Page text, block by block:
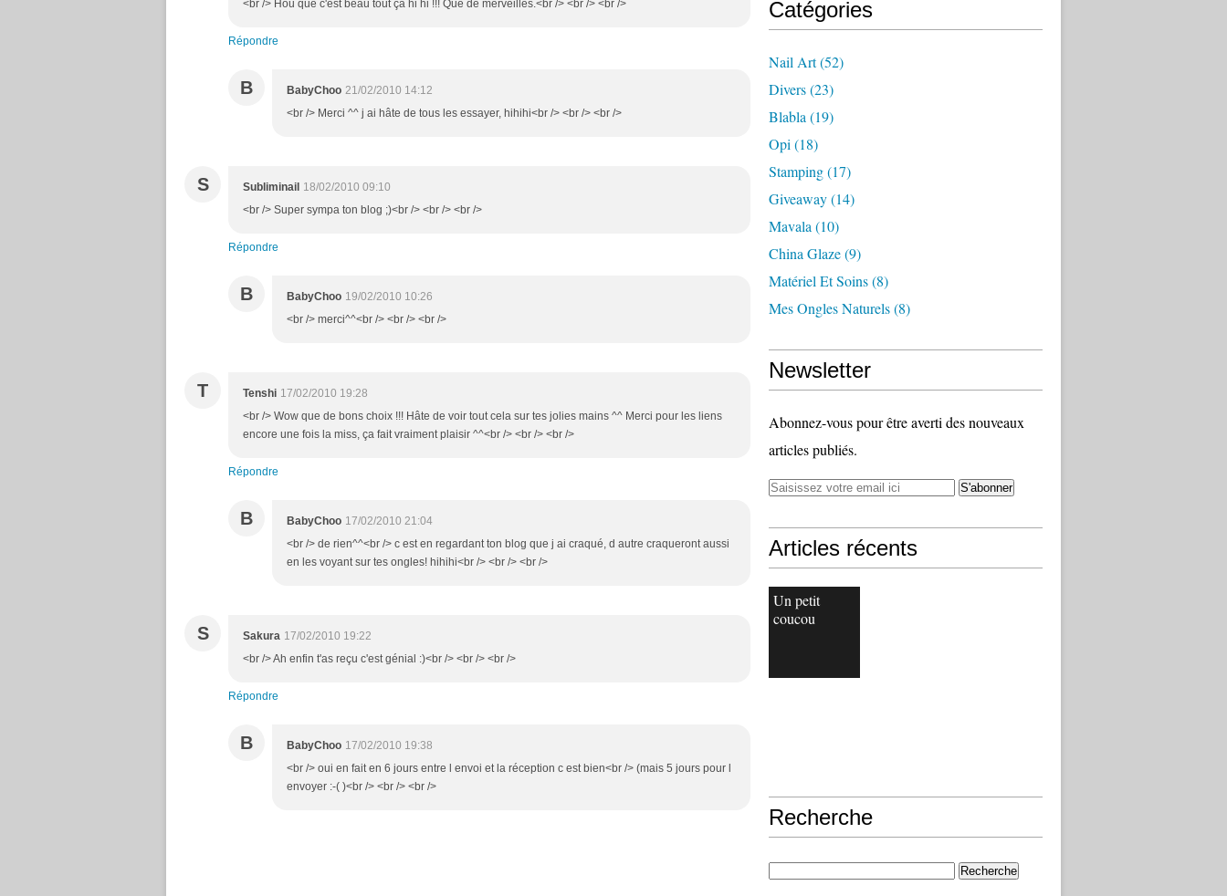
<br /> Hou que c'est beau tout ça hi hi !!! Que de merveilles.<br /> <br /> <br />
Répondre
B BabyChoo 21/02/2010 14:12
<br /> Merci ^^ j ai hâte de tous les essayer, hihihi<br /> <br /> <br />
S Subliminail 18/02/2010 09:10
<br /> Super sympa ton blog ;)<br /> <br /> <br />
Répondre
B BabyChoo 19/02/2010 10:26
<br /> merci^^<br /> <br /> <br />
T Tenshi 17/02/2010 19:28
<br /> Wow que de bons choix !!! Hâte de voir tout cela sur tes jolies mains ^^ Merci pour les liens
encore une fois la miss, ça fait vraiment plaisir ^^<br /> <br /> <br />
Répondre
B BabyChoo 17/02/2010 21:04
<br /> de rien^^<br /> c est en regardant ton blog que j ai craqué, d autre craqueront aussi
en les voyant sur tes ongles! hihihi<br /> <br /> <br />
S Sakura 17/02/2010 19:22
<br /> Ah enfin t'as reçu c'est génial :)<br /> <br /> <br />
Répondre
B BabyChoo 17/02/2010 19:38
<br /> oui en fait en 6 jours entre l envoi et la réception c est bien<br /> (mais 5 jours pour l
envoyer :-( )<br /> <br /> <br />
Catégories
Nail Art(52)
Divers(23)
Blabla (19)
Opi (18)
Stamping(17)
Giveaway(14)
Mavala (10)
China Glaze(9)
Matériel Et Soins(8)
Mes Ongles Naturels(8)
Newsletter
Abonnez-vous pour être averti des nouveaux
articles publiés.
Articles récents
Un petit
coucou
Recherche